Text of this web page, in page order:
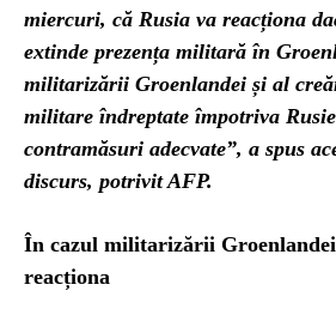
miercuri, că Rusia va reacționa
extinde prezența militară în
militarizării Groenlandei și al
militare îndreptate împotriva
contramăsuri adecvate”, a spus
discurs, potrivit AFP.
În cazul militarizării
reacționa